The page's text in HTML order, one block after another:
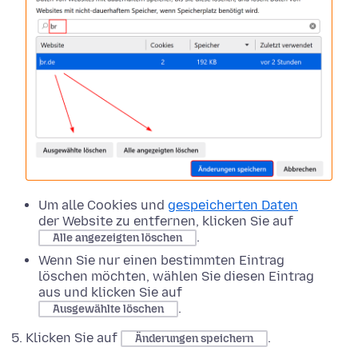
Um alle Cookies und gespeicherten Daten
der Website zu entfernen, klicken Sie auf
Alle angezeigten löschen
.
Wenn Sie nur einen bestimmten Eintrag
löschen möchten, wählen Sie diesen Eintrag
aus und klicken Sie auf
Ausgewählte löschen
.
Klicken Sie auf
Änderungen speichern
.